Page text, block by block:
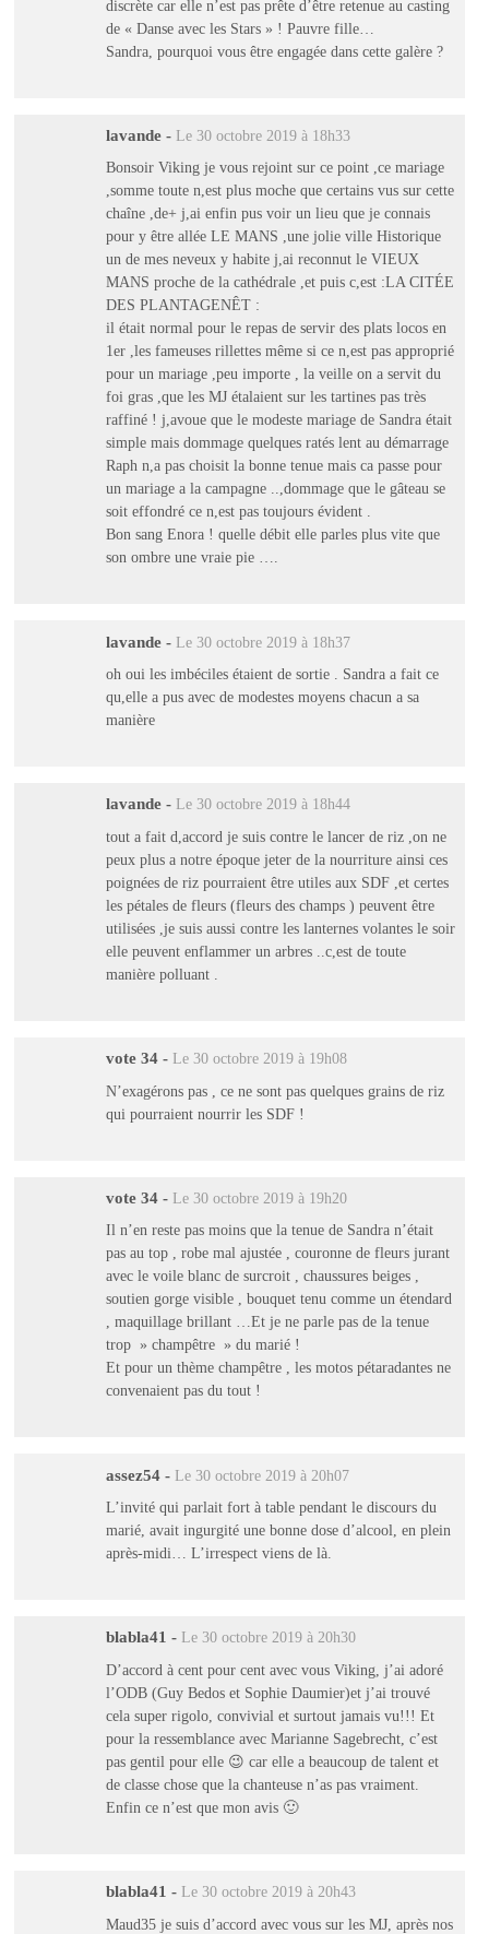
discrète car elle n’est pas prête d’être retenue au casting
de « Danse avec les Stars » ! Pauvre fille…
Sandra, pourquoi vous être engagée dans cette galère ?
lavande - Le 30 octobre 2019 à 18h33
Bonsoir Viking je vous rejoint sur ce point ,ce mariage
,somme toute n,est plus moche que certains vus sur cette
chaîne ,de+ j,ai enfin pus voir un lieu que je connais
pour y être allée LE MANS ,une jolie ville Historique
un de mes neveux y habite j,ai reconnut le VIEUX
MANS proche de la cathédrale ,et puis c,est :LA CITÉE
DES PLANTAGENÊT :
il était normal pour le repas de servir des plats locos en
1er ,les fameuses rillettes même si ce n,est pas approprié
pour un mariage ,peu importe , la veille on a servit du
foi gras ,que les MJ étalaient sur les tartines pas très
raffiné ! j,avoue que le modeste mariage de Sandra était
simple mais dommage quelques ratés lent au démarrage
Raph n,a pas choisit la bonne tenue mais ca passe pour
un mariage a la campagne ..,dommage que le gâteau se
soit effondré ce n,est pas toujours évident .
Bon sang Enora ! quelle débit elle parles plus vite que
son ombre une vraie pie ….
lavande - Le 30 octobre 2019 à 18h37
oh oui les imbéciles étaient de sortie . Sandra a fait ce
qu,elle a pus avec de modestes moyens chacun a sa
manière
lavande - Le 30 octobre 2019 à 18h44
tout a fait d,accord je suis contre le lancer de riz ,on ne
peux plus a notre époque jeter de la nourriture ainsi ces
poignées de riz pourraient être utiles aux SDF ,et certes
les pétales de fleurs (fleurs des champs ) peuvent être
utilisées ,je suis aussi contre les lanternes volantes le soir
elle peuvent enflammer un arbres ..c,est de toute
manière polluant .
vote 34 - Le 30 octobre 2019 à 19h08
N’exagérons pas , ce ne sont pas quelques grains de riz
qui pourraient nourrir les SDF !
vote 34 - Le 30 octobre 2019 à 19h20
Il n’en reste pas moins que la tenue de Sandra n’était
pas au top , robe mal ajustée , couronne de fleurs jurant
avec le voile blanc de surcroit , chaussures beiges ,
soutien gorge visible , bouquet tenu comme un étendard
, maquillage brillant …Et je ne parle pas de la tenue
trop » champêtre » du marié !
Et pour un thème champêtre , les motos pétaradantes ne
convenaient pas du tout !
assez54 - Le 30 octobre 2019 à 20h07
L’invité qui parlait fort à table pendant le discours du
marié, avait ingurgité une bonne dose d’alcool, en plein
après-midi… L’irrespect viens de là.
blabla41 - Le 30 octobre 2019 à 20h30
D’accord à cent pour cent avec vous Viking, j’ai adoré
l’ODB (Guy Bedos et Sophie Daumier)et j’ai trouvé
cela super rigolo, convivial et surtout jamais vu!!! Et
pour la ressemblance avec Marianne Sagebrecht, c’est
pas gentil pour elle 😉 car elle a beaucoup de talent et
de classe chose que la chanteuse n’as pas vraiment.
Enfin ce n’est que mon avis 🙂
blabla41 - Le 30 octobre 2019 à 20h43
Maud35 je suis d’accord avec vous sur les MJ, après nos